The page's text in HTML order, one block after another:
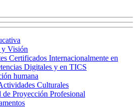
Visión
Certificados Internacionalmente en
Digitales y en TICS
humana
Culturales
de Proyección Profesional